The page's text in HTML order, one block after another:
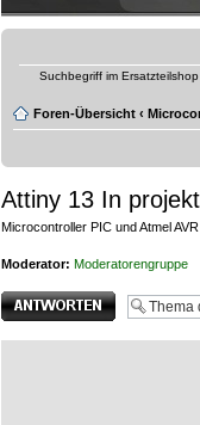
Suchbegriff im
Foren-Übersicht ‹
Attiny 13 In
Microcontroller PIC und Atmel AVR
Moderator: Moderatorengruppe
Antwort erstellen